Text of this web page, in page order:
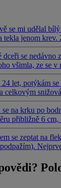
se mi udělal
tekla jenom krev.
se nedávno
všimla, ze se v
let, potýkám se
celkovým
na krku po
přibližně 6 cm,
se zeptat na